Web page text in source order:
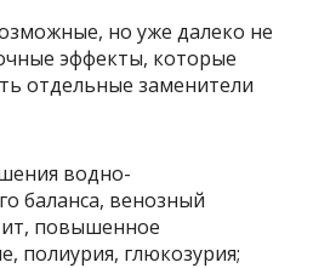
но уже далеко не
эффекты, которые
отдельные заменители
водно-
баланса, венозный
повышенное
полиурия, глюкозурия;